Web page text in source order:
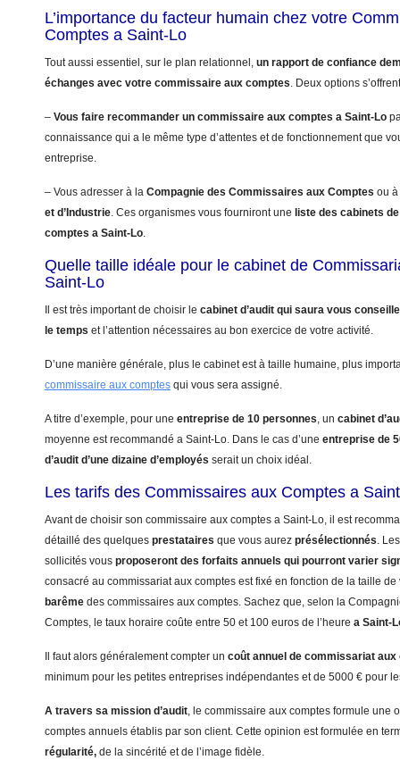
L’importance du facteur humain chez votre
Comptes a Saint-Lo
Tout aussi essentiel, sur le plan relationnel, un rapport de confiance
échanges avec votre commissaire aux comptes. Deux options
– Vous faire recommander un commissaire aux comptes a Saint-Lo
connaissance qui a le même type d’attentes et de fonctionnement que
entreprise.
– Vous adresser à la Compagnie des Commissaires aux Comptes ou
et d’Industrie. Ces organismes vous fourniront une liste des cabinets
comptes a Saint-Lo.
Quelle taille idéale pour le cabinet de
Saint-Lo
Il est très important de choisir le cabinet d’audit qui saura vous
le temps et l’attention nécessaires au bon exercice de votre activité.
D’une manière générale, plus le cabinet est à taille humaine, plus
commissaire aux comptes qui vous sera assigné.
A titre d’exemple, pour une entreprise de 10 personnes, un cabinet
moyenne est recommandé a Saint-Lo. Dans le cas d’une entreprise de
d’audit d’une dizaine d’employés serait un choix idéal.
Les tarifs des Commissaires aux Comptes a
Avant de choisir son commissaire aux comptes a Saint-Lo, il est
détaillé des quelques prestataires que vous aurez présélectionnés.
sollicités vous proposeront des forfaits annuels qui pourront varier
consacré au commissariat aux comptes est fixé en fonction de la taille
barême des commissaires aux comptes. Sachez que, selon la
Comptes, le taux horaire coûte entre 50 et 100 euros de l’heure a Saint-
Il faut alors généralement compter un coût annuel de commissariat aux
minimum pour les petites entreprises indépendantes et de 5000 € pour
A travers sa mission d’audit, le commissaire aux comptes formule une
comptes annuels établis par son client. Cette opinion est formulée en
régularité, de la sincérité et de l’image fidèle.